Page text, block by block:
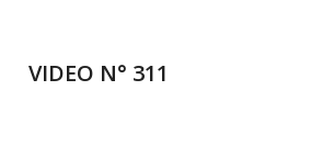
VIDEO N° 311